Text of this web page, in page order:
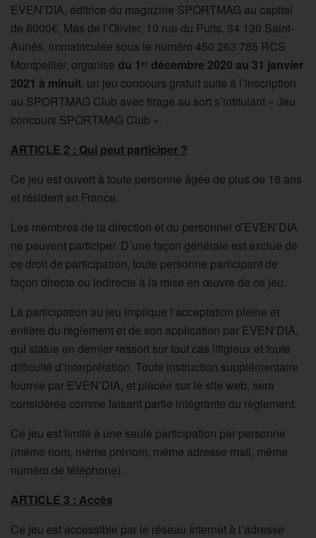
EVEN’DIA, éditrice du magazine SPORTMAG au capital
de 8000€, Mas de l’Olivier, 10 rue du Puits, 34 130 Saint-
Aunés, immatriculée sous le numéro 450 263 785 RCS
Montpellier, organise du 1 er décembre 2020 au 31 janvier
2021 à minuit, un jeu concours gratuit suite à l’inscription
au SPORTMAG Club avec tirage au sort s’intitulant « Jeu
concours SPORTMAG Club ».
ARTICLE 2 : Qui peut participer ?
Ce jeu est ouvert à toute personne âgée de plus de 18 ans
et résident en France.
Les membres de la direction et du personnel d’EVEN’DIA
ne peuvent participer. D’une façon générale est exclue de
ce droit de participation, toute personne participant de
façon directe ou indirecte à la mise en œuvre de ce jeu.
La participation au jeu implique l’acceptation pleine et
entière du règlement et de son application par EVEN’DIA,
qui statue en dernier ressort sur tout cas litigieux et toute
difficulté d’interprétation. Toute instruction supplémentaire
fournie par EVEN’DIA, et placée sur le site web, sera
considérée comme faisant partie intégrante du règlement.
Ce jeu est limité à une seule participation par personne
(même nom, même prénom, même adresse mail, même
numéro de téléphone).
ARTICLE 3 : Accès
Ce jeu est accessible par le réseau Internet à l’adresse